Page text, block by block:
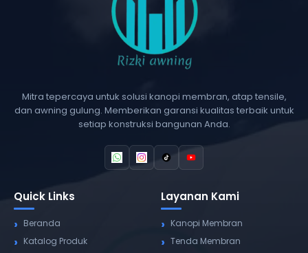
Mitra tepercaya untuk solusi kanopi membran, atap tensile,
dan awning gulung. Memberikan garansi kualitas terbaik untuk
setiap konstruksi bangunan Anda.
Quick Links
Beranda
Katalog Produk
Layanan Kami
Kanopi Membran
Tenda Membran